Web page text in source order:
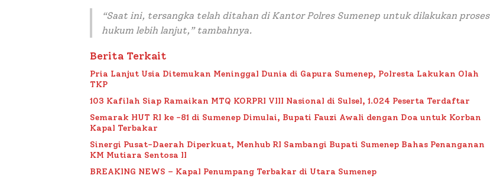
“Saat ini, tersangka telah ditahan di Kantor Polres Sumenep untuk dilakukan proses
hukum lebih lanjut,” tambahnya.
Berita Terkait
Pria Lanjut Usia Ditemukan Meninggal Dunia di Gapura Sumenep, Polresta Lakukan Olah
TKP
103 Kafilah Siap Ramaikan MTQ KORPRI VIII Nasional di Sulsel, 1.024 Peserta Terdaftar
Semarak HUT RI ke -81 di Sumenep Dimulai, Bupati Fauzi Awali dengan Doa untuk Korban
Kapal Terbakar
Sinergi Pusat-Daerah Diperkuat, Menhub RI Sambangi Bupati Sumenep Bahas Penanganan
KM Mutiara Sentosa II
BREAKING NEWS – Kapal Penumpang Terbakar di Utara Sumenep